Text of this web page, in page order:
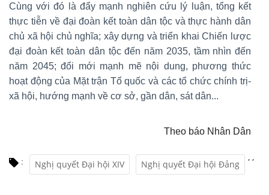
Cùng với đó là đẩy mạnh nghiên cứu lý luận, tổng kết
thực tiễn về đại đoàn kết toàn dân tộc và thực hành dân
chủ xã hội chủ nghĩa; xây dựng và triển khai Chiến lược
đại đoàn kết toàn dân tộc đến năm 2035, tầm nhìn đến
năm 2045; đổi mới mạnh mẽ nội dung, phương thức
hoạt động của Mặt trận Tổ quốc và các tổ chức chính trị-
xã hội, hướng mạnh về cơ sở, gần dân, sát dân...
Theo báo Nhân Dân
: Nghị quyết Đại hội XIV
,
Nghị quyết Đại hội Đảng
,